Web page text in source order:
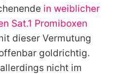
in weiblicher
Sat.1 Promiboxen
dieser Vermutung
goldrichtig.
nicht im